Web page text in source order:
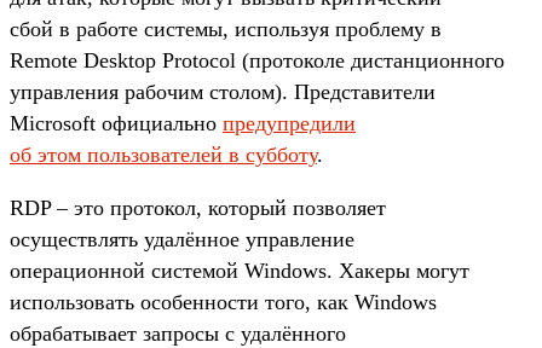
сбой в работе системы, используя проблему в
Remote Desktop Protocol (протоколе дистанционного
управления рабочим столом). Представители
Microsoft официально предупредили
об этом пользователей в субботу.
RDP – это протокол, который позволяет
осуществлять удалённое управление
операционной системой Windows. Хакеры могут
использовать особенности того, как Windows
обрабатывает запросы с удалённого